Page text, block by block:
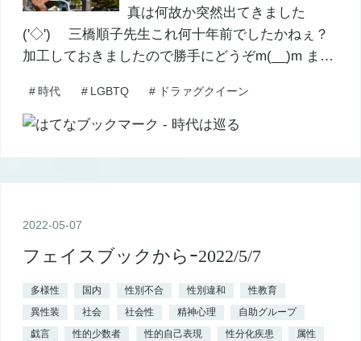
真は何故か突然出てきました
('◇')ゞ 三橋順子先生これ何十年前でしたかねぇ？
加工しておきましたので勝手にどうぞm(__)m ま…
# 時代 # LGBTQ # ドラァグクイーン
2022-05-07
フェイスブックからｰ2022/5/7
多様性 国内 性別不合 性別違和
性教育
異性装
社会 社会性 精神心理
自助グループ
戯言
性的少数者 性的自己表現 性分化疾患
属性